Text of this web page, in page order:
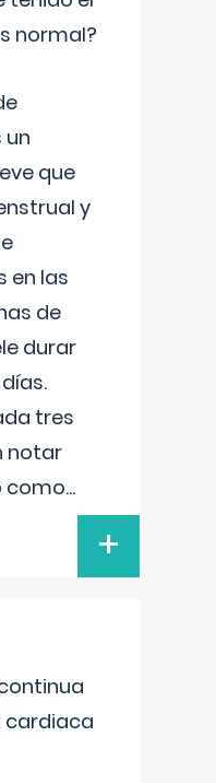
normal?
un
que
y
en las
de
durar
tres
notar
como...
+
cardiaca